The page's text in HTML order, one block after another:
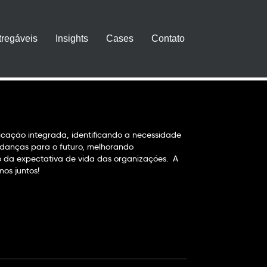
Insights Cases Contato
integrada, identificando a necessidade
para o futuro, melhorando
da expectativa de vida das organizações. A
juntos!